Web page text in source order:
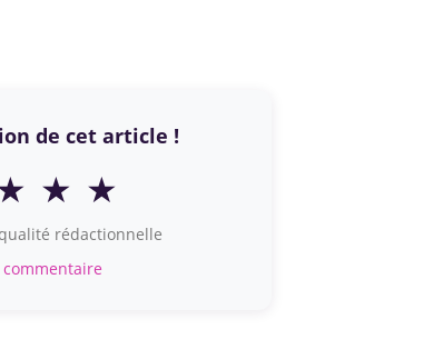
de cet article !
★ ★
rédactionnelle